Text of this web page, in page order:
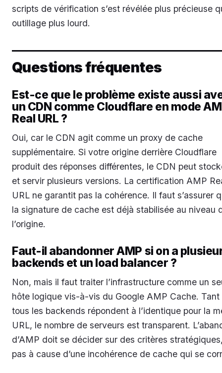
scripts de vérification s’est révélée plus précieuse
outillage plus lourd.
Questions fréquentes
Est-ce que le problème existe aussi
un CDN comme Cloudflare en mode
Real URL ?
Oui, car le CDN agit comme un proxy de cache
supplémentaire. Si votre origine derrière Cloudflare
produit des réponses différentes, le CDN peut
et servir plusieurs versions. La certification AMP
URL ne garantit pas la cohérence. Il faut s’assurer
la signature de cache est déjà stabilisée au niveau
l’origine.
Faut-il abandonner AMP si on a
backends et un load balancer ?
Non, mais il faut traiter l’infrastructure comme un
hôte logique vis-à-vis du Google AMP Cache. Tant
tous les backends répondent à l’identique pour la
URL, le nombre de serveurs est transparent.
d’AMP doit se décider sur des critères
pas à cause d’une incohérence de cache qui se